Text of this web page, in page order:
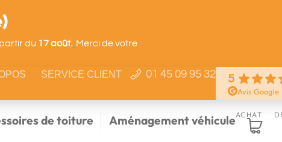
du 17 août. Merci de votre
SERVICE CLIENT 01 45 09 95 32 5
Avis Google
de toiture Aménagement véhiculeACHAT